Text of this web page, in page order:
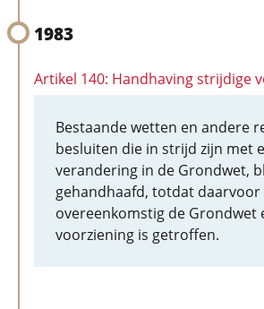
1983
Artikel 140: Handhaving strijdige
Bestaande wetten en andere
besluiten die in strijd zijn met
verandering in de Grondwet,
gehandhaafd, totdat daarvoor
overeenkomstig de Grondwet
voorziening is getroffen.